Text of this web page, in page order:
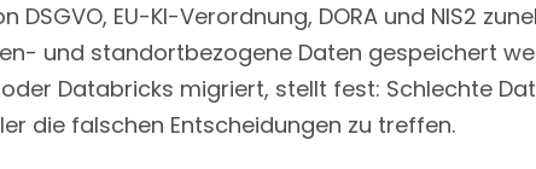
DSGVO, EU-KI-Verordnung, DORA und NIS2
und standortbezogene Daten gespeichert
Databricks migriert, stellt fest: Schlechte
die falschen Entscheidungen zu treffen.